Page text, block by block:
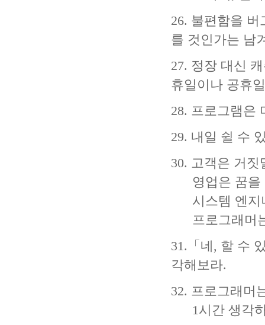
26. 불편함을
를 것인가는 남
27. 정장 대신
휴일이나 공휴
28. 프로그램은
29. 내일 쉴 수
30. 고객은 거짓
영업은 꿈을
시스템 엔지
프로그래머는
31.「네, 할 수
각해보라.
32. 프로그래머
1시간 생각하